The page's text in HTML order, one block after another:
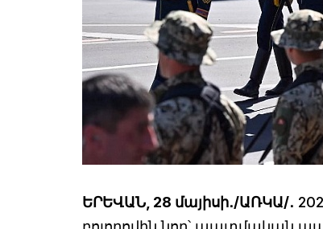
ԵՐԵՎԱՆ, 28 մայիսի․/ԱՌԿԱ/․